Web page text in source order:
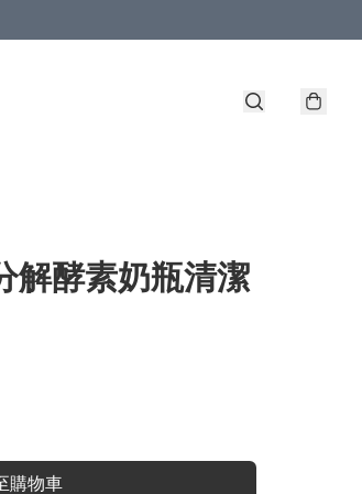
解酵素奶瓶清潔
購物車